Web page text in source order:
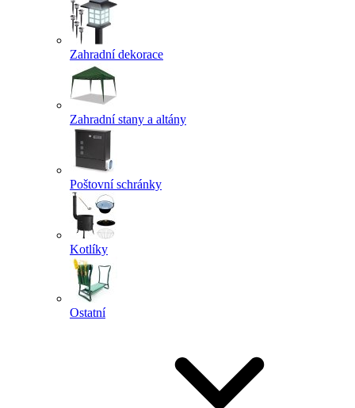
Zahradní dekorace
Zahradní stany a altány
Poštovní schránky
Kotlíky
Ostatní